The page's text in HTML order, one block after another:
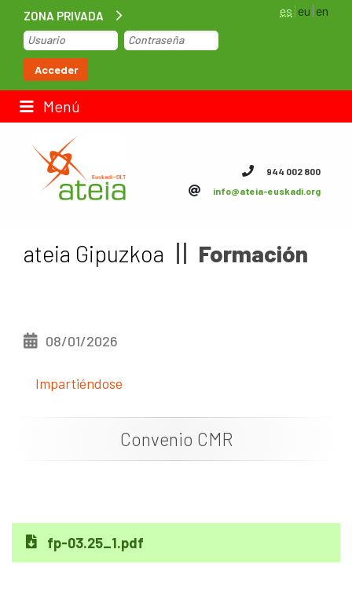
ZONA PRIVADA
Acceder
es eu en
Menú
Inicio
Bolsa de trabajo
Contacto
944 002 800
info@ateia-euskadi.org
ateia Gipuzkoa Formación
08/01/2026
Impartiéndose
Convenio CMR
fp-03.25_1.pdf